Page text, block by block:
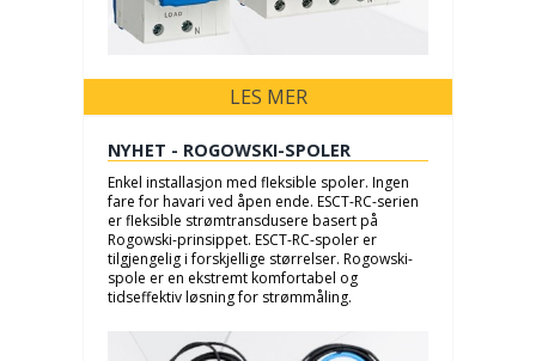
LES MER
NYHET - ROGOWSKI-SPOLER
Enkel installasjon med fleksible spoler. Ingen
fare for havari ved åpen ende. ESCT-RC-serien
er fleksible strømtransdusere basert på
Rogowski-prinsippet. ESCT-RC-spoler er
tilgjengelig i forskjellige størrelser. Rogowski-
spole er en ekstremt komfortabel og
tidseffektiv løsning for strømmåling.